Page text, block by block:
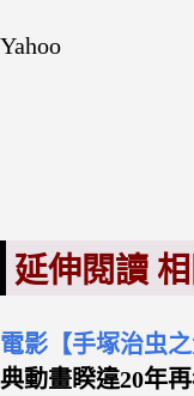
Yahoo
延伸閱讀
電影【手塚治虫
典動畫睽違20年